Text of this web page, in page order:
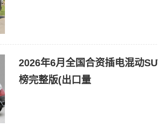
2026年6月全国合资插电混动
榜完整版(出口量